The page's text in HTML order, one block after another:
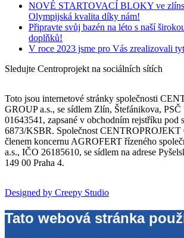
NOVÉ STARTOVACÍ BLOKY ve
Olympijská kvalita díky nám!
Připravte svůj bazén na léto s naší
doplňků!
V roce 2023 jsme pro Vás zrealizovali
Sledujte Centroprojekt na sociálních sítích
Toto jsou internetové stránky společnosti
GROUP a.s., se sídlem Zlín, Štefánikova, PSČ
01643541, zapsané v obchodním rejstříku pod
6873/KSBR. Společnost CENTROPROJEKT
členem koncernu AGROFERT řízeného
a.s., IČO 26185610, se sídlem na adrese
149 00 Praha 4.
Designed by Creepy Studio
Tato webová stránka